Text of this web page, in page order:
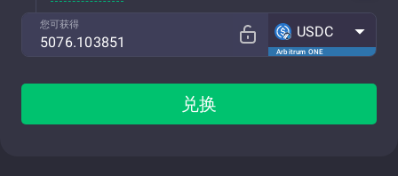
您可获得
Arbitrum ONE
USDC
兑换